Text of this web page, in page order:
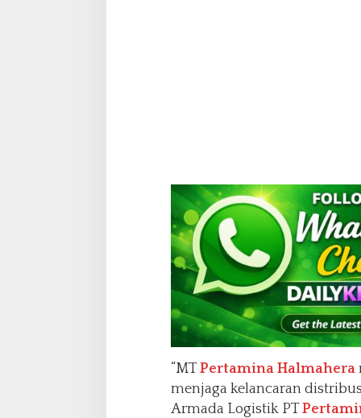
“MTPertamina Halmahera
menjaga kelancaran
Armada Logistik PT